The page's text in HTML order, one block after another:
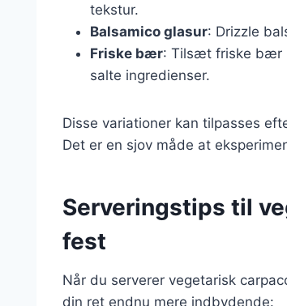
tekstur.
Balsamico glasur: Drizzle
Friske bær: Tilsæt friske bær
salte ingredienser.
Disse variationer kan tilpasses
Det er en sjov måde at
Serveringstips til
fest
Når du serverer vegetarisk
din ret endnu mere indbydende: